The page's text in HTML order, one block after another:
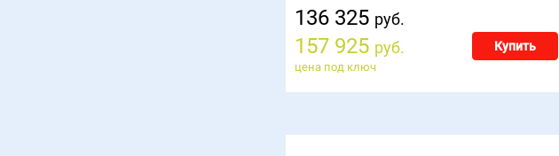
136 325 руб.
157 925 руб. Купить
цена под ключ